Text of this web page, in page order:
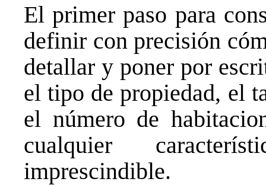
El primer paso para
definir con precisión
detallar y poner por
el tipo de propiedad, el
el número de
cualquier
imprescindible.